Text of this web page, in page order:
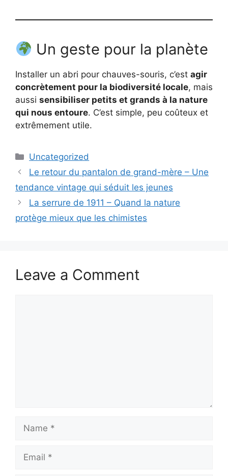
Un geste pour la planète
Installer un abri pour chauves-souris, c’est agir
concrètement pour la biodiversité locale, mais
aussi sensibiliser petits et grands à la nature
qui nous entoure. C’est simple, peu coûteux et
extrêmement utile.
Categories
Uncategorized
Le retour du pantalon de grand-mère – Une
tendance vintage qui séduit les jeunes
La serrure de 1911 – Quand la nature
protège mieux que les chimistes
Leave a Comment
Name
Email